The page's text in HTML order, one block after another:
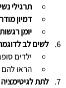
תרגילי
דמיון
יומן רגשות
לשים לב
ילדים
הראו להם
לתת